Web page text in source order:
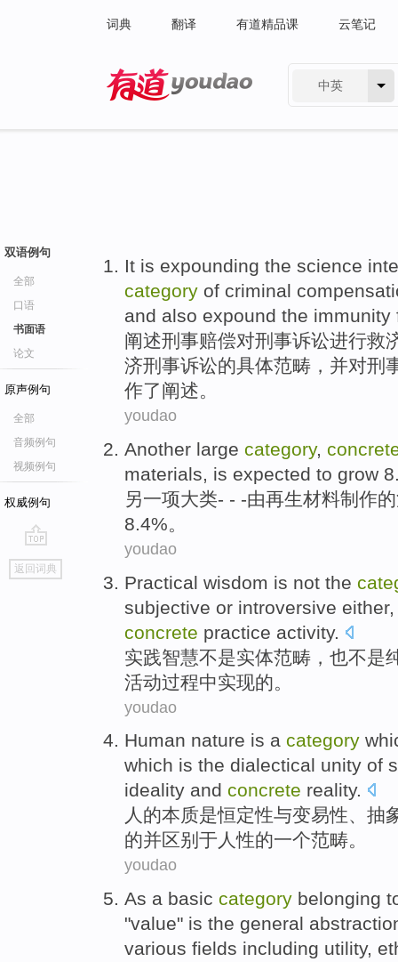
词典 翻译 有道精品课 云笔记
中英
双语例句
全部
口语
书面语
论文
原声例句
全部
音频例句
视频例句
权威例句
go
top
返回词典
It is expounding the science
category of criminal
and also expound the
阐述刑事赔偿对刑事诉讼进行救
济刑事诉讼的具体范畴 ， 并对刑
作了阐述。
youdao
Another large category,
materials, is expected to grow
另一项大类- - -由再生材料制作的
8.4%。
youdao
Practical wisdom is not the
subjective or introversive either
concrete practice activity.
实践智慧不是实体范畴 ， 也不是
活动过程中实现的。
youdao
Human nature is a category
which is the dialectical unity of
ideality and concrete reality.
人 的本质是恒定性与变易性、 抽
的并区别 于 人性的一个范畴。
youdao
As a basic category belonging
"value" is the general
various fields including utility,